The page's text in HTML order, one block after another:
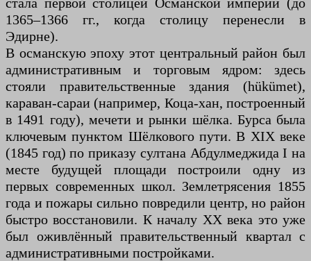
1365–1366 гг., когда столицу перенесли в
Эдирне).
В османскую эпоху этот центральный район был
административным и торговым ядром: здесь
стояли правительственные здания (hükümet),
караван-сараи (например, Коца-хан, построенный
в 1491 году), мечети и рынки шёлка. Бурса была
ключевым пунктом Шёлкового пути. В XIX веке
(1845 год) по приказу султана Абдулмеджида I на
месте будущей площади построили одну из
первых современных школ. Землетрясения 1855
года и пожары сильно повредили центр, но район
быстро восстановили. К началу XX века это уже
был оживлённый правительственный квартал с
административными постройками.